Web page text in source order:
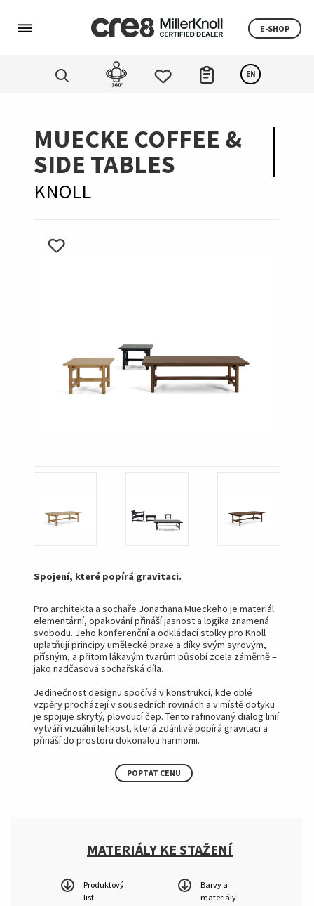
E-SHOP
EN
MUECKE COFFEE &
SIDE TABLES
KNOLL
Spojení, které popírá gravitaci.
Pro architekta a sochaře Jonathana Mueckeho je materiál
elementární, opakování přináší jasnost a logika znamená
svobodu. Jeho konferenční a odkládací stolky pro Knoll
uplatňují principy umělecké praxe a díky svým syrovým,
přísným, a přitom lákavým tvarům působí zcela záměrně –
jako nadčasová sochařská díla.
Jedinečnost designu spočívá v konstrukci, kde oblé
vzpěry procházejí v sousedních rovinách a v místě dotyku
je spojuje skrytý, plovoucí čep. Tento rafinovaný dialog linií
vytváří vizuální lehkost, která zdánlivě popírá gravitaci a
přináší do prostoru dokonalou harmonii.
POPTAT CENU
MATERIÁLY KE STAŽENÍ
Produktový
list
Barvy a
materiály